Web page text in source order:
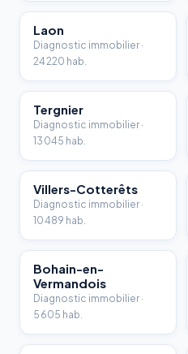
Laon
Diagnostic immobilier ·
24 220 hab.
Tergnier
Diagnostic immobilier ·
13 045 hab.
Villers-Cotterêts
Diagnostic immobilier ·
10 489 hab.
Bohain-en-
Vermandois
Diagnostic immobilier ·
5 605 hab.